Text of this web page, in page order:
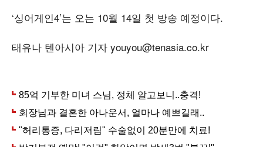
‘싱어게인4’는 오는 10월 14일 첫 방송 예정이다.
태유나 텐아시아 기자 youyou@tenasia.co.kr